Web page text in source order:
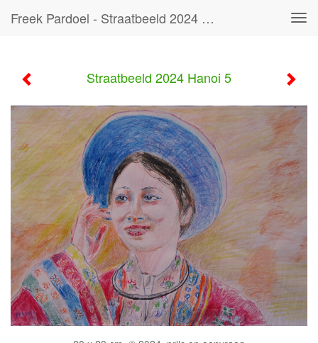
Freek Pardoel - Straatbeeld 2024 Hanoi 5
Straatbeeld 2024 Hanoi 5